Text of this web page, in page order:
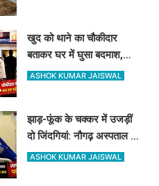
खुद को थाने का चौकीदार
बताकर घर में घुसा बदमाश,
महिला और पति से मारपीट, दांत
ASHOK KUMAR JAISWAL
झाड़-फूंक के चक्कर में उजड़ीं
दो जिंदगियां: नौगढ़ अस्पताल में
दवा थी, फिर भी नहीं बची गर्भवती
ASHOK KUMAR JAISWAL